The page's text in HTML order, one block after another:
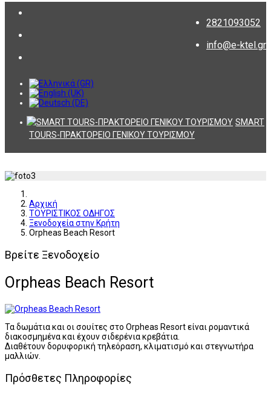
2821093052
info@e-ktel.gr
SMART
TOURS-ΠΡΑΚΤΟΡΕΙΟ ΓΕΝΙΚΟΥ ΤΟΥΡΙΣΜΟΥ
Αρχική
ΤΟΥΡΙΣΤΙΚΟΣ ΟΔΗΓΟΣ
Ξενοδοχεία στην Κρήτη
Orpheas Beach Resort
Βρείτε Ξενοδοχείο
Orpheas Beach Resort
Τα δωμάτια και οι σουίτες στο Orpheas Resort είναι ρομαντικά
διακοσμημένα και έχουν σιδερένια κρεβάτια.
Διαθέτουν δορυφορική τηλεόραση, κλιματισμό και στεγνωτήρα
μαλλιών.
Πρόσθετες Πληροφορίες